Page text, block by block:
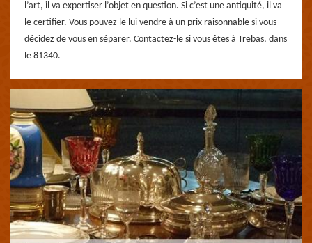
l’art, il va expertiser l’objet en question. Si c’est une antiquité, il va
le certifier. Vous pouvez le lui vendre à un prix raisonnable si vous
décidez de vous en séparer. Contactez-le si vous êtes à Trebas, dans
le 81340.